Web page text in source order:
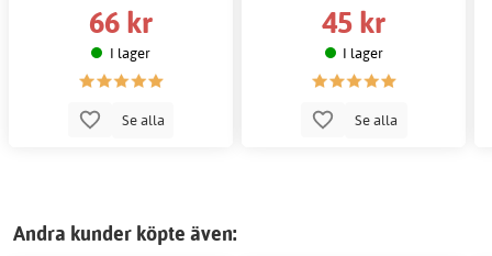
66 kr
I lager
Se alla
45 kr
I lager
Se alla
Andra kunder köpte även: